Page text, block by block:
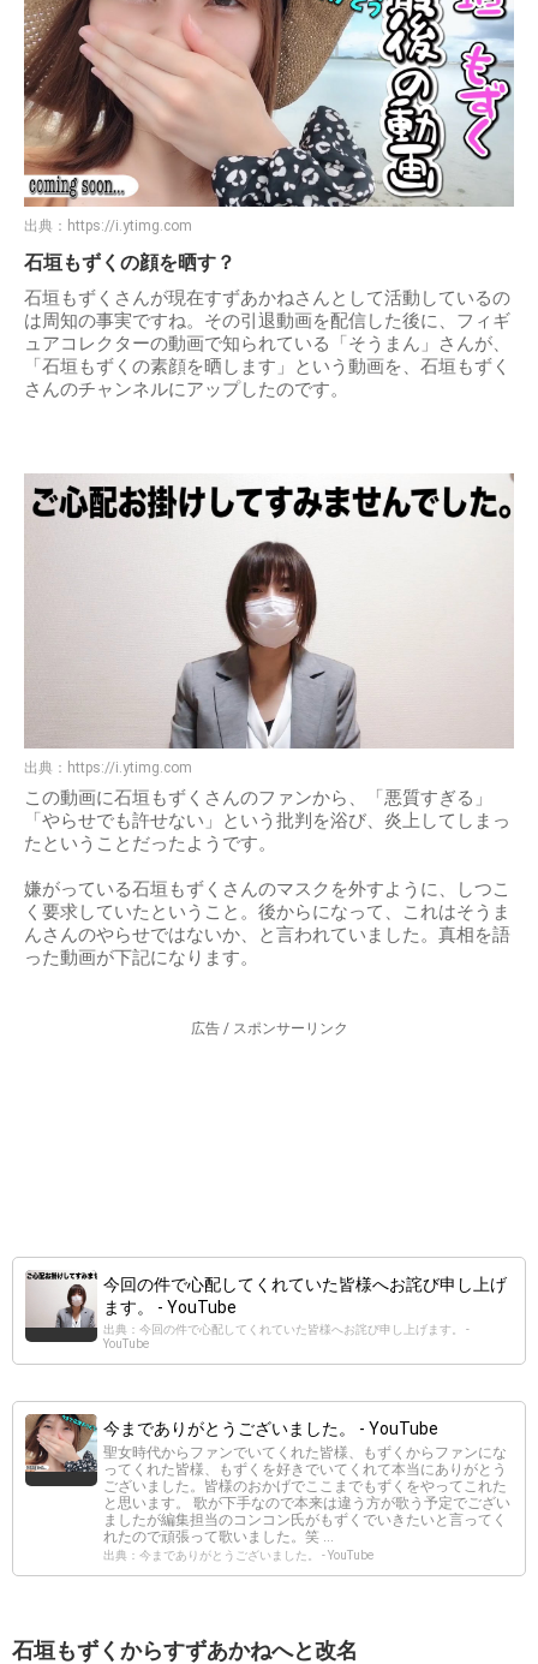
出典： https://i.ytimg.com
石垣もずくの顔を晒す？
石垣もずくさんが現在すずあかねさんとして活動しているの
は周知の事実ですね。その引退動画を配信した後に、フィギ
ュアコレクターの動画で知られている「そうまん」さんが、
「石垣もずくの素顔を晒します」という動画を、石垣もずく
さんのチャンネルにアップしたのです。
出典： https://i.ytimg.com
この動画に石垣もずくさんのファンから、「悪質すぎる」
「やらせでも許せない」という批判を浴び、炎上してしまっ
たということだったようです。
嫌がっている石垣もずくさんのマスクを外すように、しつこ
く要求していたということ。後からになって、これはそうま
んさんのやらせではないか、と言われていました。真相を語
った動画が下記になります。
広告 / スポンサーリンク
今回の件で心配してくれていた皆様へお詫び申し上げ
ます。 - YouTube
出典：今回の件で心配してくれていた皆様へお詫び申し上げます。 -
YouTube
今までありがとうございました。 - YouTube
聖女時代からファンでいてくれた皆様、もずくからファンにな
ってくれた皆様、もずくを好きでいてくれて本当にありがとう
ございました。皆様のおかげでここまでもずくをやってこれた
と思います。 歌が下手なので本来は違う方が歌う予定でござい
ましたが編集担当のコンコン氏がもずくでいきたいと言ってく
れたので頑張って歌いました。笑 ...
出典：今までありがとうございました。 - YouTube
石垣もずくからすずあかねへと改名